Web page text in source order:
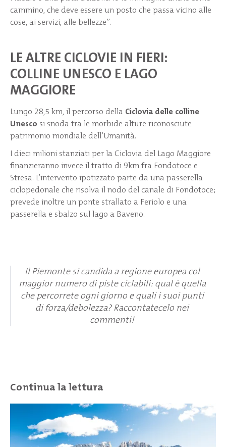
cammino, che deve essere un posto che passa vicino alle
cose, ai servizi, alle bellezze”.
LE ALTRE CICLOVIE IN FIERI:
COLLINE UNESCO E LAGO
MAGGIORE
Lungo 28,5 km, il percorso della Ciclovia delle colline
Unesco si snoda tra le morbide alture riconosciute
patrimonio mondiale dell’Umanità.
I dieci milioni stanziati per la Ciclovia del Lago Maggiore
finanzieranno invece il tratto di 9km fra Fondotoce e
Stresa. L’intervento ipotizzato parte da una passerella
ciclopedonale che risolva il nodo del canale di Fondotoce;
prevede inoltre un ponte strallato a Feriolo e una
passerella e sbalzo sul lago a Baveno.
Il Piemonte si candida a regione europea col
maggior numero di piste ciclabili: qual è quella
che percorrete ogni giorno e quali i suoi punti
di forza/debolezza? Raccontatecelo nei
commenti!
Continua la lettura